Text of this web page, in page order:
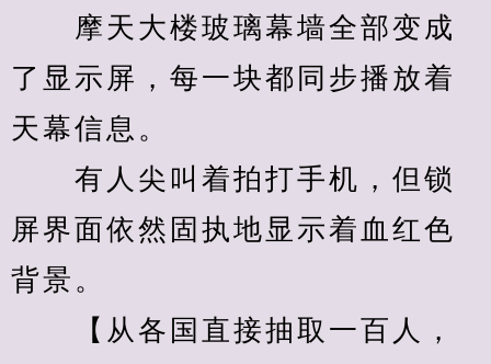
摩天大楼玻璃幕墙全部变成
了显示屏，每一块都同步播放着
天幕信息。
有人尖叫着拍打手机，但锁
屏界面依然固执地显示着血红色
背景。
【从各国直接抽取一百人，